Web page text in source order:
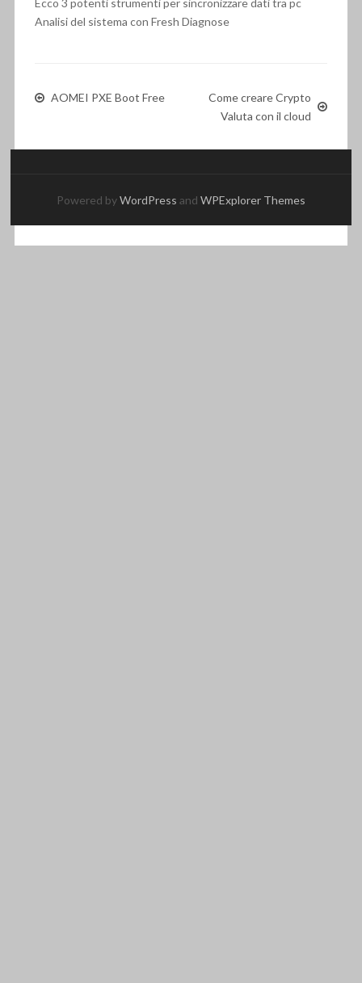
Ecco 3 potenti strumenti per sincronizzare dati tra pc
Analisi del sistema con Fresh Diagnose
AOMEI PXE Boot Free
Come creare Crypto
Valuta con il cloud
Powered byWordPress and WPExplorer Themes